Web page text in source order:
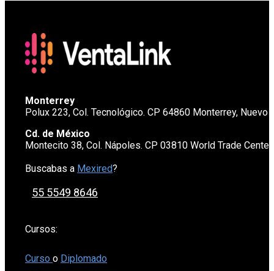
Monterrey
Polux 223, Col. Tecnológico. CP 64860 Monterrey, Nuevo
Cd. de México
Montecito 38, Col. Nápoles. CP 03810 World Trade
Buscabas a Mexired?
55 5549 8646
Cursos:
Curso o Diplomado